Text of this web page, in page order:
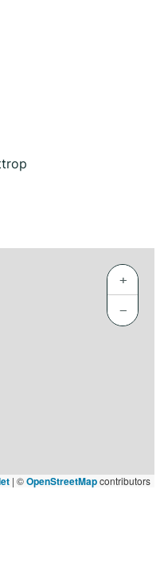
+
−
| ©OpenStreetMapcontributors